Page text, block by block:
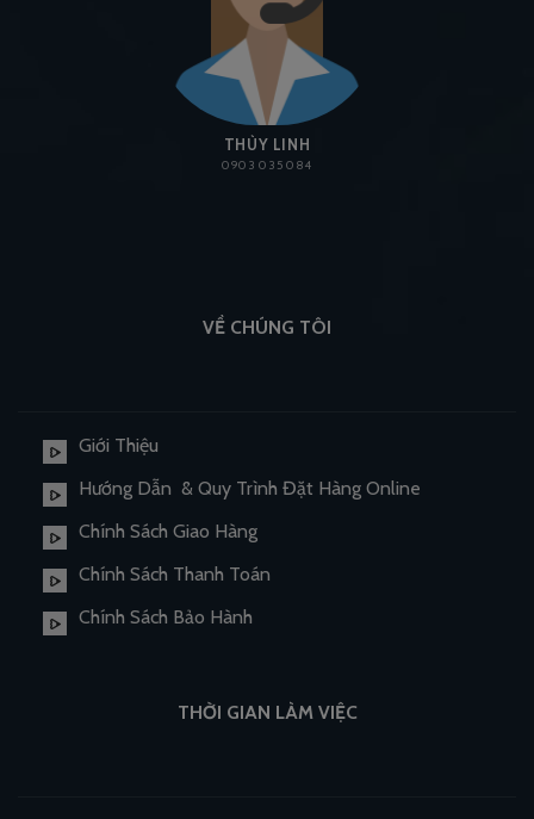
THÙY LINH
0903 035 084
VỀ CHÚNG TÔI
Giới Thiệu
Hướng Dẫn & Quy Trình Đặt Hàng Online
Chính Sách Giao Hàng
Chính Sách Thanh Toán
Chính Sách Bảo Hành
THỜI GIAN LÀM VIỆC